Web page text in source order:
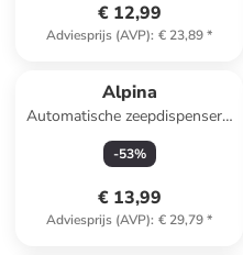
€ 12,99
Adviesprijs (AVP): € 23,89*
Alpina
Automatische zeepdispenser -
280 ml (verrassingsproduct)
-53%
€ 13,99
Adviesprijs (AVP): € 29,79*